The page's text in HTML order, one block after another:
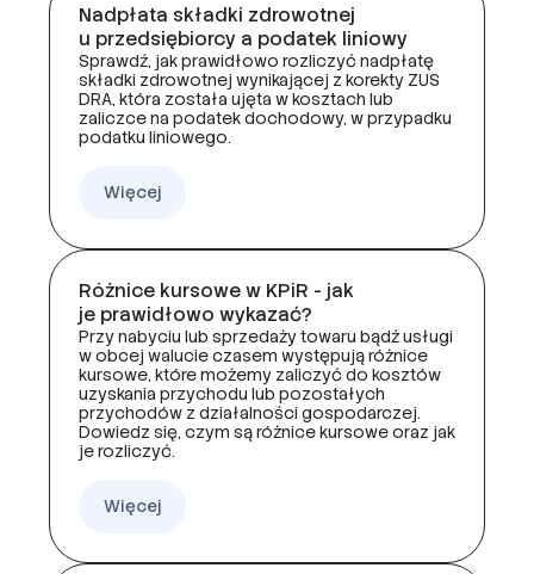
Nadpłata składki zdrowotnej
u przedsiębiorcy a podatek liniowy
Sprawdź, jak prawidłowo rozliczyć nadpłatę
składki zdrowotnej wynikającej z korekty ZUS
DRA, która została ujęta w kosztach lub
zaliczce na podatek dochodowy, w przypadku
podatku liniowego.
Więcej
Różnice kursowe w KPiR - jak
je prawidłowo wykazać?
Przy nabyciu lub sprzedaży towaru bądź usługi
w obcej walucie czasem występują różnice
kursowe, które możemy zaliczyć do kosztów
uzyskania przychodu lub pozostałych
przychodów z działalności gospodarczej.
Dowiedz się, czym są różnice kursowe oraz jak
je rozliczyć.
Więcej